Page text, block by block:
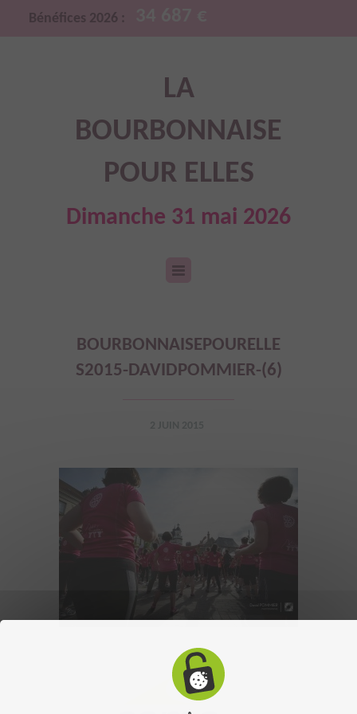
Bénéfices 2026 :
LA
BOURBONNAISE
POUR ELLES
Dimanche 31 mai 2026
BOURBONNAISEPOURELLE
S2015-DAVIDPOMMIER-(6)